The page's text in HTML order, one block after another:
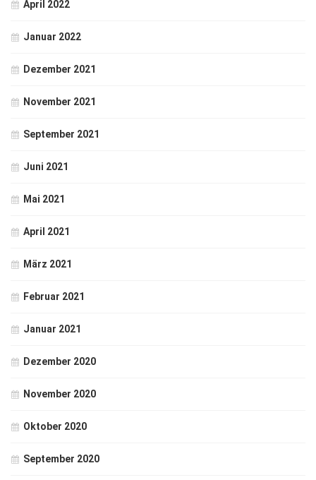
April 2022
Januar 2022
Dezember 2021
November 2021
September 2021
Juni 2021
Mai 2021
April 2021
März 2021
Februar 2021
Januar 2021
Dezember 2020
November 2020
Oktober 2020
September 2020